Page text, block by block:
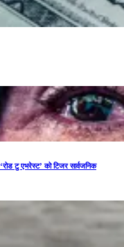
टु एभरेस्ट’ को टिजर सार्वजनिक